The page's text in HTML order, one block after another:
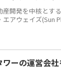
開発を中核とす
エアウェイズ(Sun
ーの運営会